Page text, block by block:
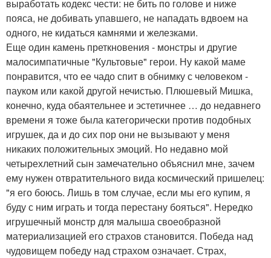
выработать кодекс чести: не бить по голове и ниже
пояса, не добивать упавшего, не нападать вдвоем на
одного, не кидаться камнями и железками.
Еще один камень преткновения - монстры и другие
малосимпатичные "Культовые" герои. Ну какой маме
понравится, что ее чадо спит в обнимку с человеком -
пауком или какой другой нечистью. Плюшевый Мишка,
конечно, куда обаятельнее и эстетичнее … до недавнего
времени я тоже была категорически против подобных
игрушек, да и до сих пор они не вызывают у меня
никаких положительных эмоций. Но недавно мой
четырехлетний сын замечательно объяснил мне, зачем
ему нужен отвратительного вида космический пришелец:
"я его боюсь. Лишь в том случае, если мы его купим, я
буду с ним играть и тогда перестану бояться". Нередко
игрушечный монстр для малыша своеобразной
материализацией его страхов становится. Победа над
чудовищем победу над страхом означает. Страх,